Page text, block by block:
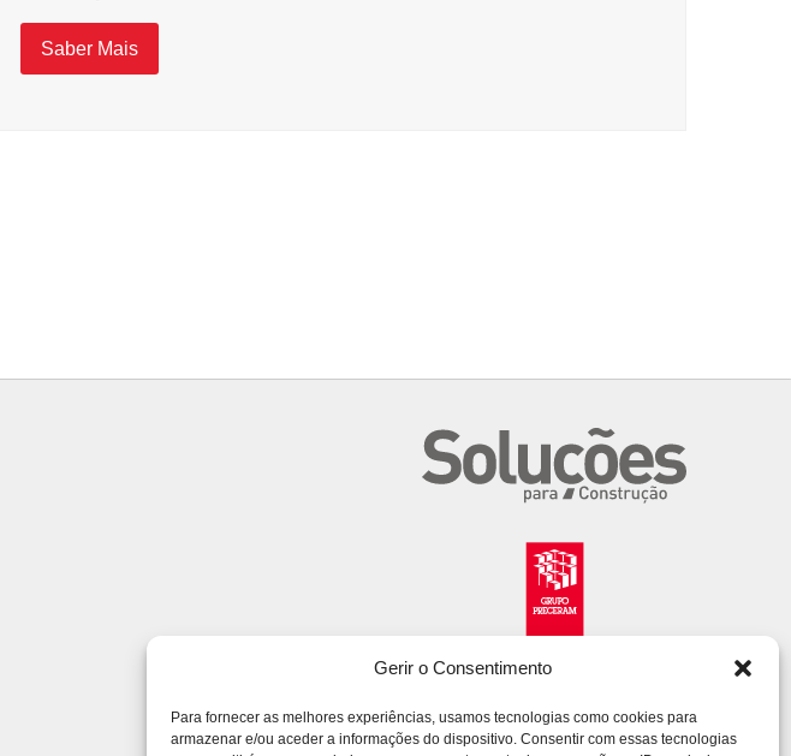
Gerir o Consentimento
Para fornecer as melhores experiências, usamos tecnologias como cookies para
armazenar e/ou aceder a informações do dispositivo. Consentir com essas tecnologias
Saber Mais